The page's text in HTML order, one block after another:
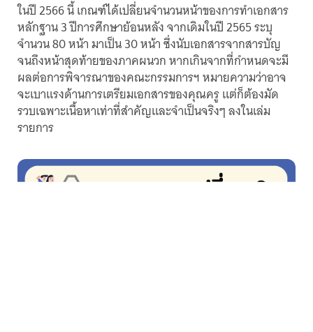
ในปี 2566 นี้ เกณฑ์ได้เปลี่ยนจำนวนหน้าของการทำเอกสาร
หลักฐาน 3 ปีการศึกษาย้อนหลัง จากเดิมในปี 2565 ระบุ
จำนวน 80 หน้า มาเป็น 30 หน้า ซึ่งนับเอกสารจากสารบัญ
จนถึงหน้าสุดท้ายของภาคผนวก หากเกินจากที่กำหนดจะมี
ผลต่อการพิจารณาของคณะกรรมการฯ หมายความว่าอาจ
จะเบาแรงด้านการเตรียมเอกสารของคุณครู แต่ก็ต้องมัด
รวบเฉพาะเนื้อหาเท่าที่สำคัญและจำเป็นจริงๆ ลงในเล่ม
รายการ